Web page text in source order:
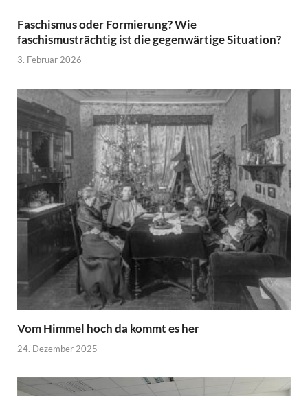
Faschismus oder Formierung? Wie
faschismusträchtig ist die gegenwärtige Situation?
3. Februar 2026
Vom Himmel hoch da kommt es her
24. Dezember 2025